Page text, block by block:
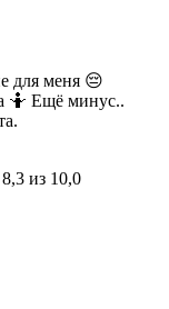
для меня 😔
🤷 Ещё минус..
8,3 из 10,0